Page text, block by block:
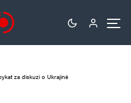
za diskuzi o Ukrajině